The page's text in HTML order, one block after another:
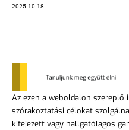
2025.10.18.
Az ezen a weboldalon szereplő
szórakoztatási célokat
kifejezett vagy hallgatólagos